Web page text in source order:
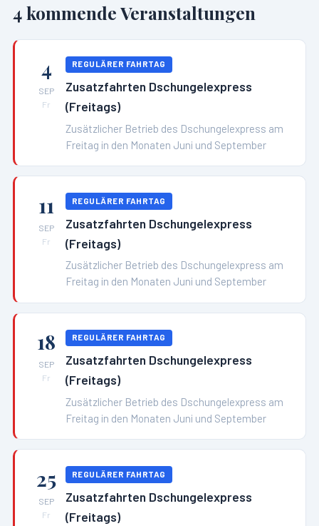
4kommende Veranstaltungen
4
SEP
Fr
REGULÄRER FAHRTAG
Zusatzfahrten Dschungelexpress
(Freitags)
Zusätzlicher Betrieb des Dschungelexpress am
Freitag in den Monaten Juni und September
11
SEP
Fr
REGULÄRER FAHRTAG
Zusatzfahrten Dschungelexpress
(Freitags)
Zusätzlicher Betrieb des Dschungelexpress am
Freitag in den Monaten Juni und September
18
SEP
Fr
REGULÄRER FAHRTAG
Zusatzfahrten Dschungelexpress
(Freitags)
Zusätzlicher Betrieb des Dschungelexpress am
Freitag in den Monaten Juni und September
25
SEP
Fr
REGULÄRER FAHRTAG
Zusatzfahrten Dschungelexpress
(Freitags)